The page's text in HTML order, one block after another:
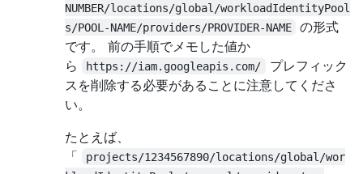
NUMBER/locations/global/workloadIdentityPool
s/POOL-NAME/providers/PROVIDER-NAME
の形式
です。 前の手順でメモした値か
ら
https://iam.googleapis.com/
プレフィック
スを削除する必要があることに注意してくださ
い。
たとえば、
「
projects/1234567890/locations/global/wor